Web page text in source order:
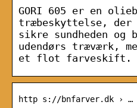
GORI 605 er en
træbeskyttelse,
sikre sundheden
udendørs træværk,
et flot farveskift.
http s://bnfarver.dk › … ›